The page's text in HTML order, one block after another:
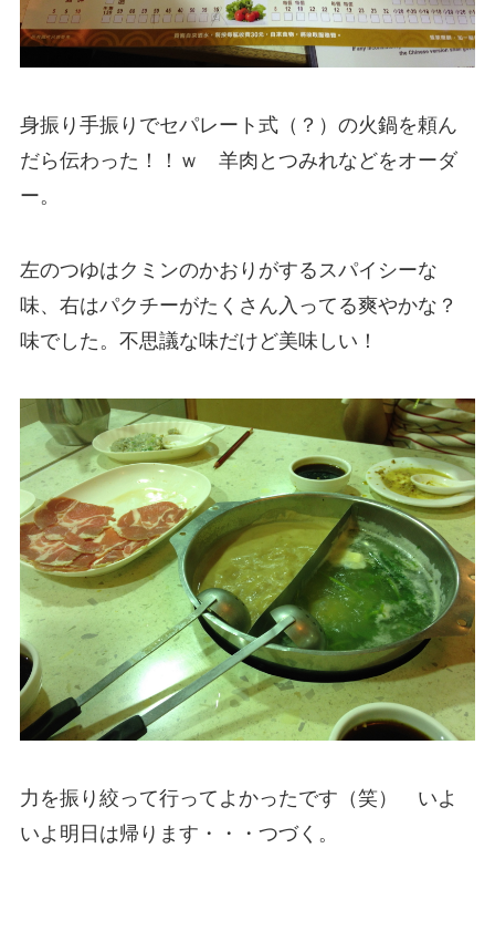
身振り手振りでセパレート式（？）の火鍋を頼ん
だら伝わった！！ｗ 羊肉とつみれなどをオーダ
ー。
左のつゆはクミンのかおりがするスパイシーな
味、右はパクチーがたくさん入ってる爽やかな？
味でした。不思議な味だけど美味しい！
力を振り絞って行ってよかったです（笑） いよ
いよ明日は帰ります・・・つづく。